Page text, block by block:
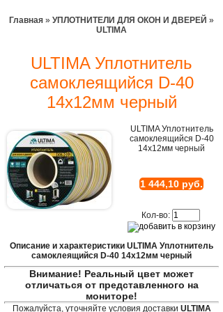
Главная » УПЛОТНИТЕЛИ ДЛЯ ОКОН И ДВЕРЕЙ »
ULTIMA
ULTIMA Уплотнитель
самоклеящийся D-40
14х12мм черный
ULTIMA Уплотнитель
самоклеящийся D-40
14х12мм черный
1 444,10 руб.
Кол-во:
Описание и характеристики ULTIMA Уплотнитель
самоклеящийся D-40 14х12мм черный
Внимание! Реальный цвет может
отличаться от представленного на
мониторе!
Пожалуйста, уточняйте условия доставки ULTIMA